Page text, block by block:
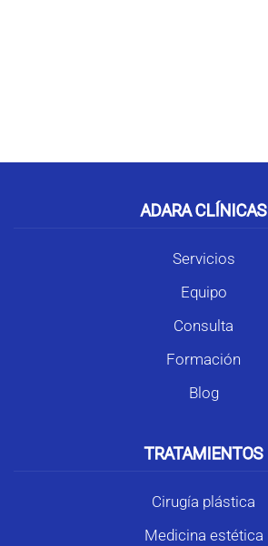
ADARA CLÍNICAS
Servicios
Equipo
Consulta
Formación
Blog
TRATAMIENTOS
Cirugía plástica
Medicina estética